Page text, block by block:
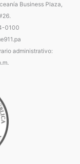
Business Plaza,
0100
administrativo: